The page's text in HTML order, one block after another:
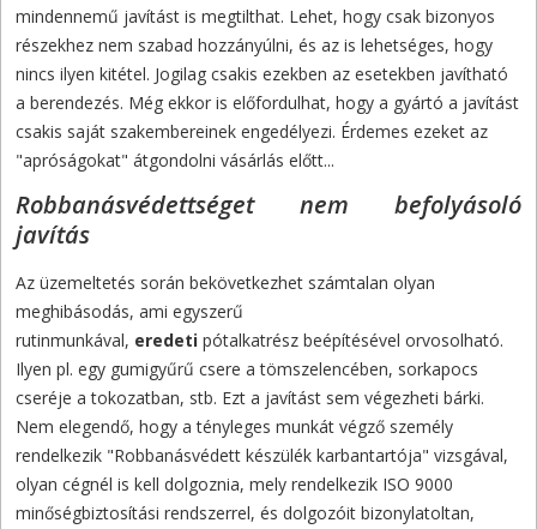
mindennemű javítást is megtilthat. Lehet, hogy csak bizonyos
részekhez nem szabad hozzányúlni, és az is lehetséges, hogy
nincs ilyen kitétel. Jogilag csakis ezekben az esetekben javítható
a berendezés. Még ekkor is előfordulhat, hogy a gyártó a javítást
csakis saját szakembereinek engedélyezi. Érdemes ezeket az
"apróságokat" átgondolni vásárlás előtt...
Robbanásvédettséget nem befolyásoló
javítás
Az üzemeltetés során bekövetkezhet számtalan olyan
meghibásodás, ami egyszerű
rutinmunkával, eredeti pótalkatrész beépítésével orvosolható.
Ilyen pl. egy gumigyűrű csere a tömszelencében, sorkapocs
cseréje a tokozatban, stb. Ezt a javítást sem végezheti bárki.
Nem elegendő, hogy a tényleges munkát végző személy
rendelkezik "Robbanásvédett készülék karbantartója" vizsgával,
olyan cégnél is kell dolgoznia, mely rendelkezik ISO 9000
minőségbiztosítási rendszerrel, és dolgozóit bizonylatoltan,